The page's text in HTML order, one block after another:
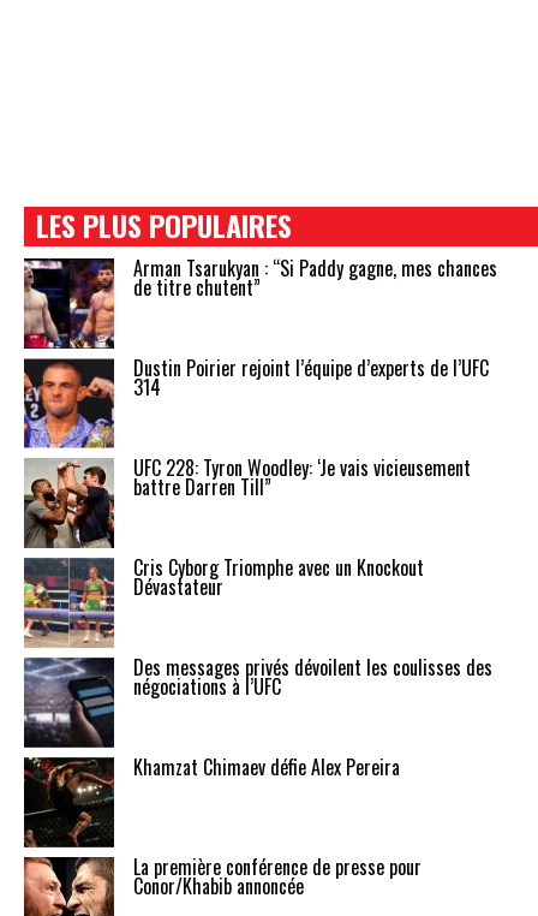
LES PLUS POPULAIRES
Arman Tsarukyan : “Si Paddy gagne, mes chances
de titre chutent”
Dustin Poirier rejoint l’équipe d’experts de l’UFC
314
UFC 228: Tyron Woodley: ‘Je vais vicieusement
battre Darren Till”
Cris Cyborg Triomphe avec un Knockout
Dévastateur
Des messages privés dévoilent les coulisses des
négociations à l’UFC
Khamzat Chimaev défie Alex Pereira
La première conférence de presse pour
Conor/Khabib annoncée